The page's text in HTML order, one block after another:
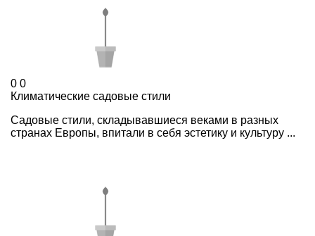
0 0
Климатические садовые стили
Садовые стили, складывавшиеся веками в разных
странах Европы, впитали в себя эстетику и культуру ...